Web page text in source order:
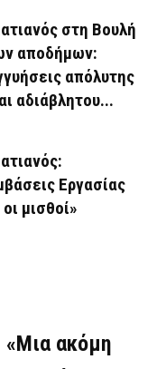
στη Βουλή
αποδήμων:
απόλυτης
αδιάβλητου...
Εργασίας
μισθοί»
«Μια ακόμη